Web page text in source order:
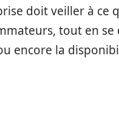
doit veiller à
tout en
encore la